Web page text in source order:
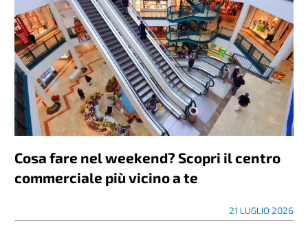
Cosa fare nel weekend? Scopri il centro
commerciale più vicino a te
21 LUGLIO 2026